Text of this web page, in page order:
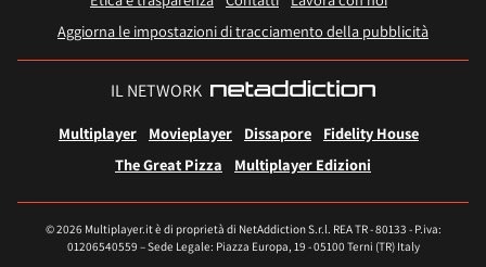
Aggiorna le impostazioni di tracciamento della pubblicità
IL NETWORK
Multiplayer Movieplayer Dissapore
Fidelity House
The Great Pizza
Multiplayer Edizioni
© 2026 Multiplayer.it è di proprietà di NetAddiction S.r.l. REA TR - 80133 - P.iva:
01206540559 – Sede Legale: Piazza Europa, 19 - 05100 Terni (TR) Italy